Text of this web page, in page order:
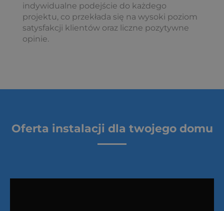
indywidualne podejście do każdego
projektu, co przekłada się na wysoki poziom
satysfakcji klientów oraz liczne pozytywne
opinie.
Oferta instalacji dla twojego domu